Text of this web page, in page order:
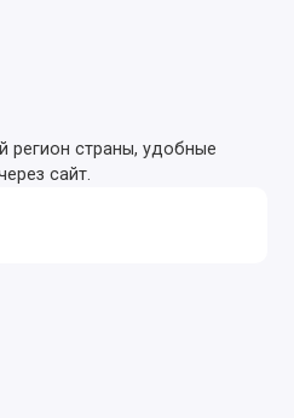
регион страны, удобные
сайт.